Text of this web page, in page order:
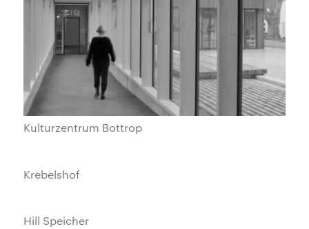
Kulturzentrum Bottrop
Krebelshof
Hill Speicher